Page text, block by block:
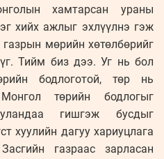
хамтарсан ураны
хийх ажлыг эхлүүлнэ гэж
мөрийн хөтөлбөрийг
Тийм биз дээ. Уг нь бол
бодлоготой, төр нь
төрийн бодлогыг
гишгэж бусдыг
хуулийн дагуу хариуцлага
газраас зарласан